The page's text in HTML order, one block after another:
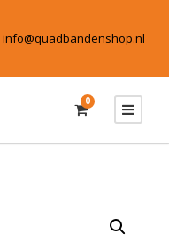
info@quadbandenshop.nl
0